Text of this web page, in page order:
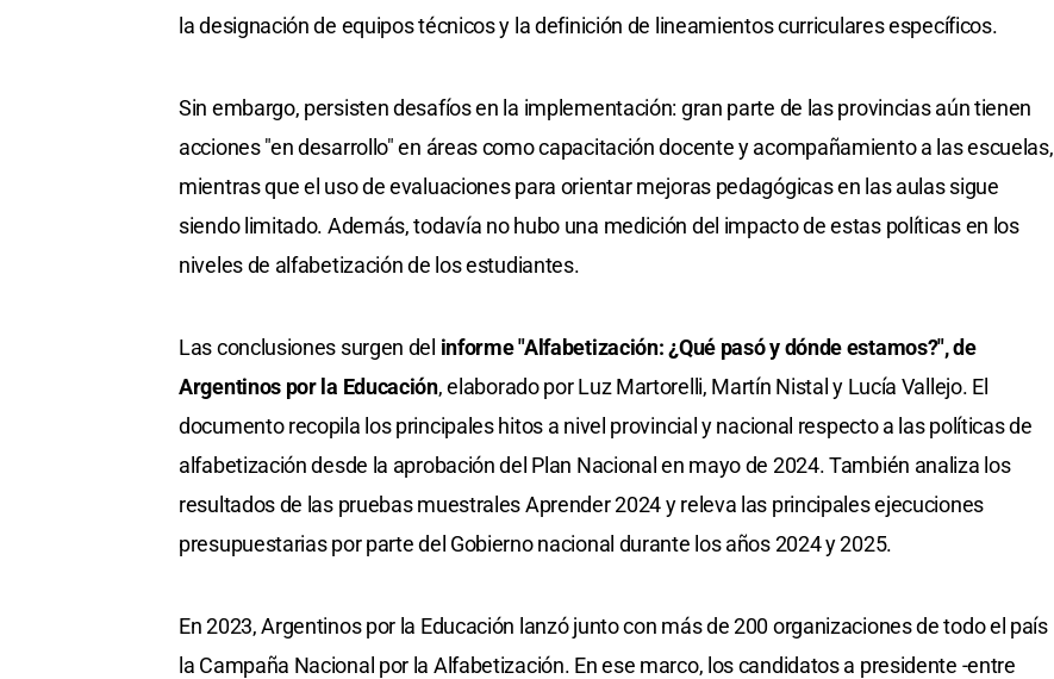
la designación de equipos técnicos y la definición de lineamientos curriculares específicos.
Sin embargo, persisten desafíos en la implementación: gran parte de las provincias aún tienen
acciones "en desarrollo" en áreas como capacitación docente y acompañamiento a las escuelas,
mientras que el uso de evaluaciones para orientar mejoras pedagógicas en las aulas sigue
siendo limitado. Además, todavía no hubo una medición del impacto de estas políticas en los
niveles de alfabetización de los estudiantes.
Las conclusiones surgen del informe "Alfabetización: ¿Qué pasó y dónde estamos?", de
Argentinos por la Educación, elaborado por Luz Martorelli, Martín Nistal y Lucía Vallejo. El
documento recopila los principales hitos a nivel provincial y nacional respecto a las políticas de
alfabetización desde la aprobación del Plan Nacional en mayo de 2024. También analiza los
resultados de las pruebas muestrales Aprender 2024 y releva las principales ejecuciones
presupuestarias por parte del Gobierno nacional durante los años 2024 y 2025.
En 2023, Argentinos por la Educación lanzó junto con más de 200 organizaciones de todo el país
la Campaña Nacional por la Alfabetización. En ese marco, los candidatos a presidente -entre